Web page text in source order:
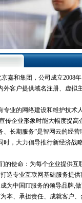
嘉和集团，公司成立2008
外客户提供域名注册、虚拟
专业的网络建设和维护技术
传企业形象时能大幅度提
、长期服务”是智网云的经
时，大力倡导推行新经济战
的使命：为每个企业提供互
造专业互联网基础服务提供
为中国IT服务的领导品牌,做
本、承担责任、成就客户